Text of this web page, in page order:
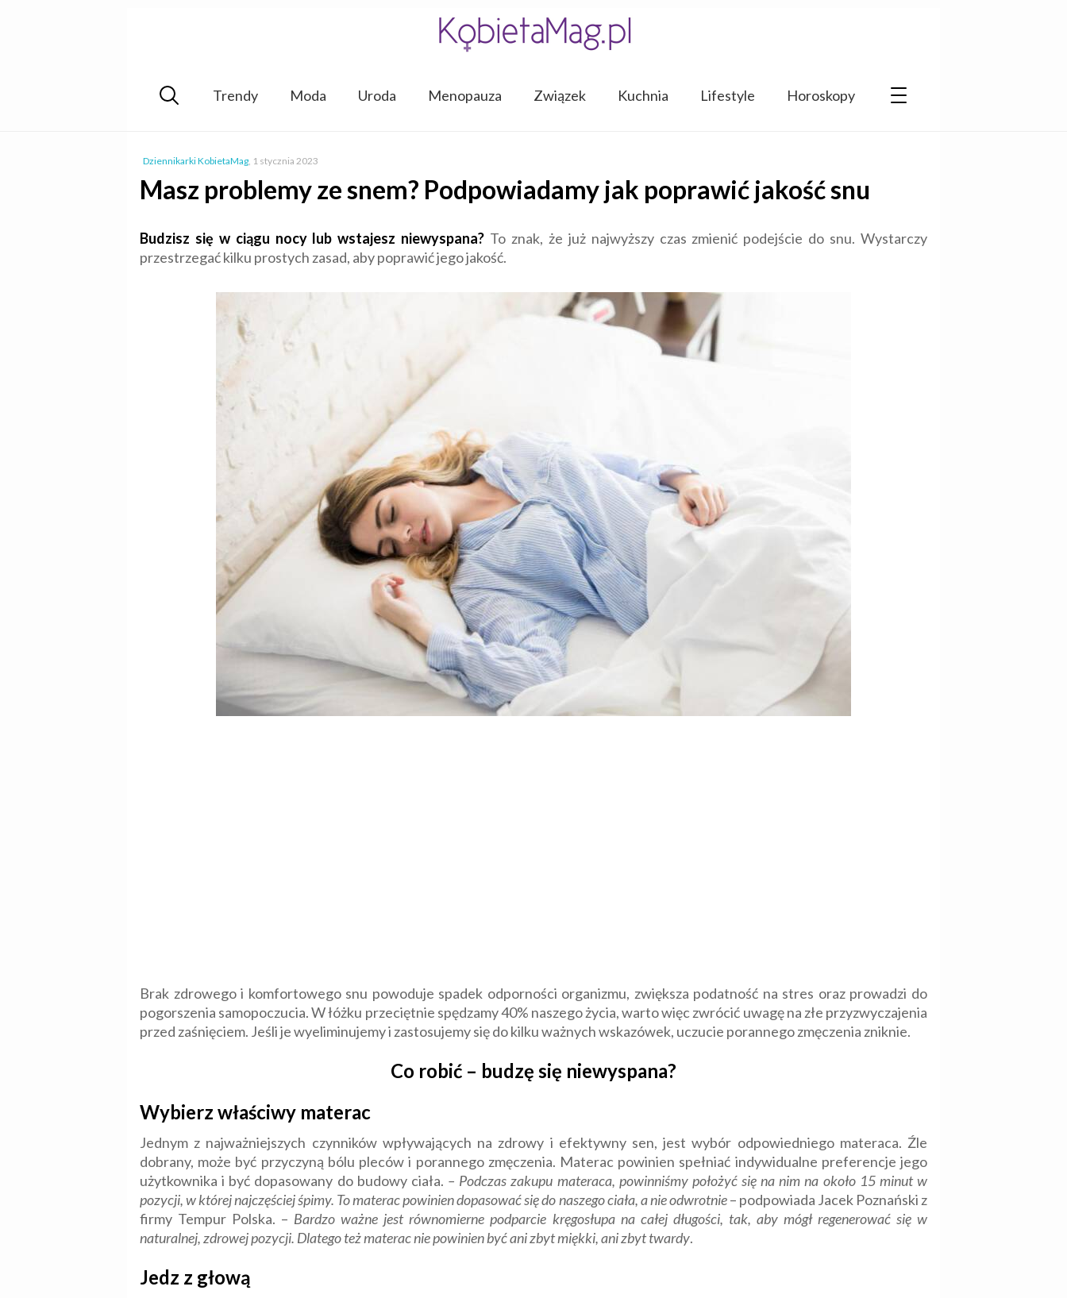
Trendy Moda Uroda Menopauza Związek Kuchnia Lifestyle Horoskopy
Dziennikarki KobietaMag, 1 stycznia 2023
Masz problemy ze snem? Podpowiadamy jak poprawić jakość snu
Budzisz się w ciągu nocy lub wstajesz niewyspana? To znak, że już najwyższy czas zmienić podejście do snu. Wystarczy
przestrzegać kilku prostych zasad, aby poprawić jego jakość.
Brak zdrowego i komfortowego snu powoduje spadek odporności organizmu, zwiększa podatność na stres oraz prowadzi do
pogorszenia samopoczucia. W łóżku przeciętnie spędzamy 40% naszego życia, warto więc zwrócić uwagę na złe przyzwyczajenia
przed zaśnięciem. Jeśli je wyeliminujemy i zastosujemy się do kilku ważnych wskazówek, uczucie porannego zmęczenia zniknie.
Co robić – budzę się niewyspana?
Wybierz właściwy materac
Jednym z najważniejszych czynników wpływających na zdrowy i efektywny sen, jest wybór odpowiedniego materaca. Źle
dobrany, może być przyczyną bólu pleców i porannego zmęczenia. Materac powinien spełniać indywidualne preferencje jego
użytkownika i być dopasowany do budowy ciała. – Podczas zakupu materaca, powinniśmy położyć się na nim na około 15 minut w
pozycji, w której najczęściej śpimy. To materac powinien dopasować się do naszego ciała, a nie odwrotnie– podpowiada Jacek Poznański z
firmy Tempur Polska. – Bardzo ważne jest równomierne podparcie kręgosłupa na całej długości, tak, aby mógł regenerować się w
naturalnej, zdrowej pozycji. Dlatego też materac nie powinien być ani zbyt miękki, ani zbyt twardy.
Jedz z głową